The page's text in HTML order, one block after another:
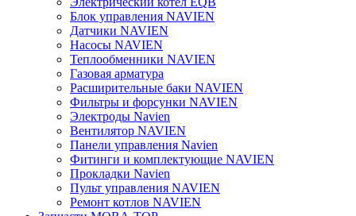
Блок управления NAVIEN
Датчики NAVIEN
Насосы NAVIEN
Теплообменники NAVIEN
Газовая арматура
Расширительные баки NAVIEN
Фильтры и форсунки NAVIEN
Электроды Navien
Вентилятор NAVIEN
Панели управления Navien
Фитинги и комплектующие NAVIEN
Прокладки Navien
Пульт управления NAVIEN
Ремонт котлов NAVIEN